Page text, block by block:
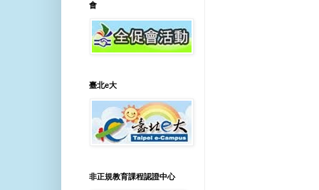
會
臺北e大
非正規教育課程認證中心